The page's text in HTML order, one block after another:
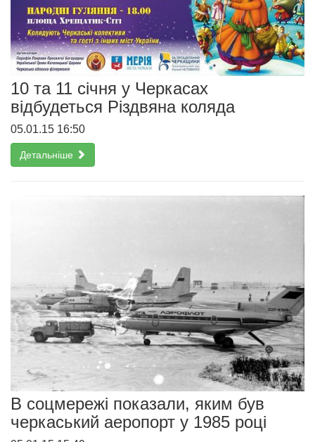
10 та 11 січня у Черкасах
відбудеться Різдвяна коляда
05.01.15 16:50
Детальніше
В соцмережі показали, яким був
черкаський аеропорт у 1985 році